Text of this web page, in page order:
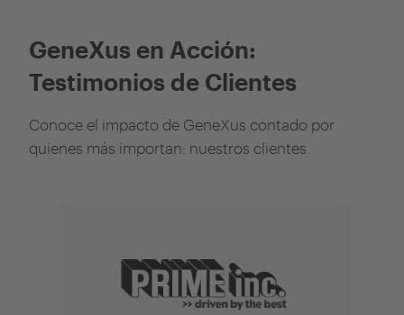
GeneXus en Acción:
Testimonios de Clientes
Conoce el impacto de GeneXus contado por
quienes más importan: nuestros clientes.